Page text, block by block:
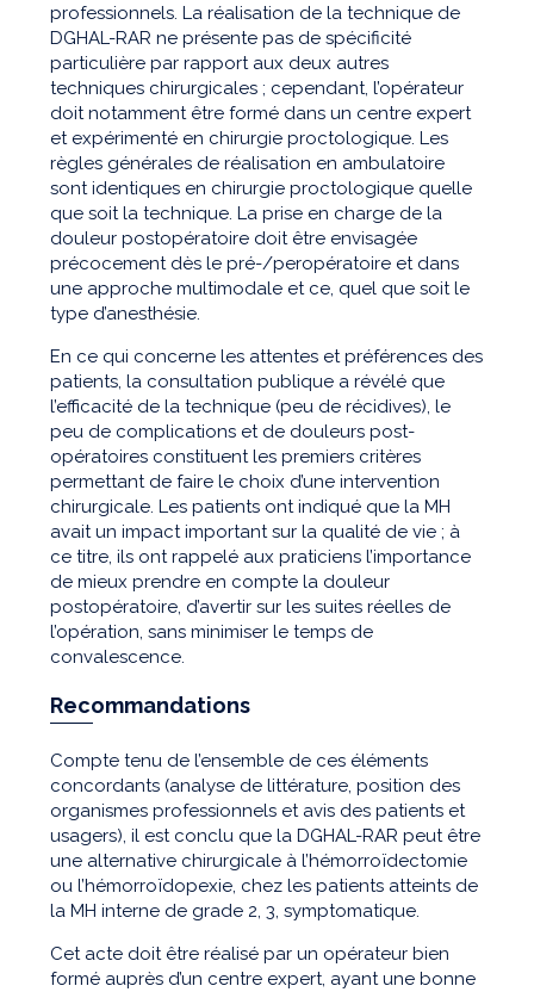
professionnels. La réalisation de la technique de
DGHAL-RAR ne présente pas de spécificité
particulière par rapport aux deux autres
techniques chirurgicales ; cependant, l’opérateur
doit notamment être formé dans un centre expert
et expérimenté en chirurgie proctologique. Les
règles générales de réalisation en ambulatoire
sont identiques en chirurgie proctologique quelle
que soit la technique. La prise en charge de la
douleur postopératoire doit être envisagée
précocement dès le pré-/peropératoire et dans
une approche multimodale et ce, quel que soit le
type d’anesthésie.
En ce qui concerne les attentes et préférences des
patients, la consultation publique a révélé que
l’efficacité de la technique (peu de récidives), le
peu de complications et de douleurs post-
opératoires constituent les premiers critères
permettant de faire le choix d’une intervention
chirurgicale. Les patients ont indiqué que la MH
avait un impact important sur la qualité de vie ; à
ce titre, ils ont rappelé aux praticiens l’importance
de mieux prendre en compte la douleur
postopératoire, d’avertir sur les suites réelles de
l’opération, sans minimiser le temps de
convalescence.
Recommandations
Compte tenu de l’ensemble de ces éléments
concordants (analyse de littérature, position des
organismes professionnels et avis des patients et
usagers), il est conclu que la DGHAL-RAR peut être
une alternative chirurgicale à l’hémorroïdectomie
ou l’hémorroïdopexie, chez les patients atteints de
la MH interne de grade 2, 3, symptomatique.
Cet acte doit être réalisé par un opérateur bien
formé auprès d’un centre expert, ayant une bonne